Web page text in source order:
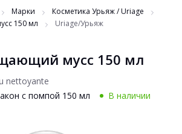
Марки
Косметика Урьяж / Uriage
150 мл
Uriage/Урьяж
мусс 150 мл
nettoyante
с помпой 150 мл В наличии